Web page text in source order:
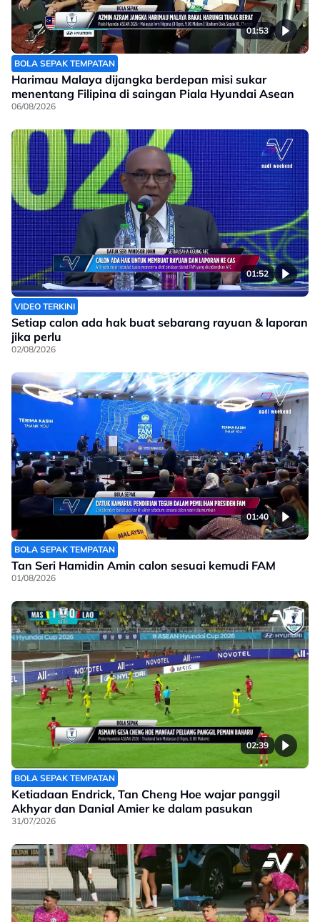
01:53
BOLA SEPAK TEMPATAN
Harimau Malaya dijangka berdepan misi sukar
menentang Filipina di saingan Piala Hyundai Asean
06/08/2026
01:52
VIDEO TERKINI
Setiap calon ada hak buat sebarang rayuan & laporan
jika perlu
02/08/2026
01:40
BOLA SEPAK TEMPATAN
Tan Seri Hamidin Amin calon sesuai kemudi FAM
01/08/2026
02:39
BOLA SEPAK TEMPATAN
Ketiadaan Endrick, Tan Cheng Hoe wajar panggil
Akhyar dan Danial Amier ke dalam pasukan
31/07/2026